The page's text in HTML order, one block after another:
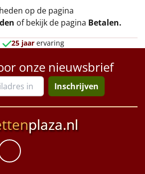
op de pagina
of bekijk de pagina Betalen.
25 jaar ervaring
onze nieuwsbrief
Inschrijven
plaza.nl